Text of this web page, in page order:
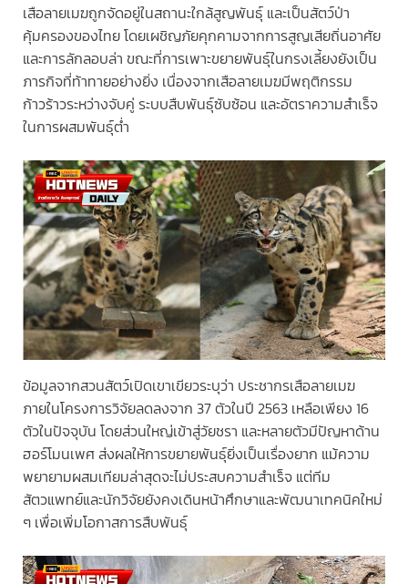
เสือลายเมฆถูกจัดอยู่ในสถานะใกล้สูญพันธุ์ และเป็นสัตว์ป่า
คุ้มครองของไทย โดยเผชิญภัยคุกคามจากการสูญเสียถิ่นอาศัย
และการลักลอบล่า ขณะที่การเพาะขยายพันธุ์ในกรงเลี้ยงยังเป็น
ภารกิจที่ท้าทายอย่างยิ่ง เนื่องจากเสือลายเมฆมีพฤติกรรม
ก้าวร้าวระหว่างจับคู่ ระบบสืบพันธุ์ซับซ้อน และอัตราความสำเร็จ
ในการผสมพันธุ์ต่ำ
ข้อมูลจากสวนสัตว์เปิดเขาเขียวระบุว่า ประชากรเสือลายเมฆ
ภายในโครงการวิจัยลดลงจาก 37 ตัวในปี 2563 เหลือเพียง 16
ตัวในปัจจุบัน โดยส่วนใหญ่เข้าสู่วัยชรา และหลายตัวมีปัญหาด้าน
ฮอร์โมนเพศ ส่งผลให้การขยายพันธุ์ยิ่งเป็นเรื่องยาก แม้ความ
พยายามผสมเทียมล่าสุดจะไม่ประสบความสำเร็จ แต่ทีม
สัตวแพทย์และนักวิจัยยังคงเดินหน้าศึกษาและพัฒนาเทคนิคใหม่
ๆ เพื่อเพิ่มโอกาสการสืบพันธุ์